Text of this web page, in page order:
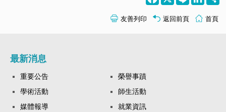
友善列印 返回前頁 首頁
最新消息
重要公告
榮譽事蹟
學術活動
師生活動
媒體報導
就業資訊